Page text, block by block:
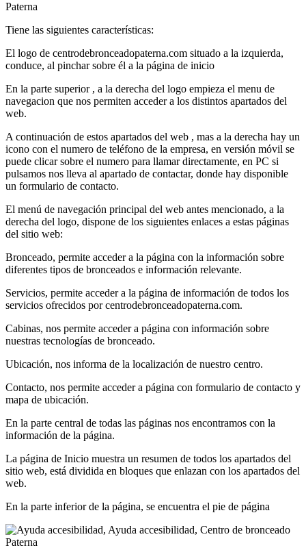
Tiene las siguientes características:
El logo de centrodebronceadopaterna.com situado a la izquierda,
conduce, al pinchar sobre él a la página de inicio
En la parte superior , a la derecha del logo empieza el menu de
navegacion que nos permiten acceder a los distintos apartados del
web.
A continuación de estos apartados del web , mas a la derecha hay un
icono con el numero de teléfono de la empresa, en versión móvil se
puede clicar sobre el numero para llamar directamente, en PC si
pulsamos nos lleva al apartado de contactar, donde hay disponible
un formulario de contacto.
El menú de navegación principal del web antes mencionado, a la
derecha del logo, dispone de los siguientes enlaces a estas páginas
del sitio web:
Bronceado, permite acceder a la página con la información sobre
diferentes tipos de bronceados e información relevante.
Servicios, permite acceder a la página de información de todos los
servicios ofrecidos por centrodebronceadopaterna.com.
Cabinas, nos permite acceder a página con información sobre
nuestras tecnologías de bronceado.
Ubicación, nos informa de la localización de nuestro centro.
Contacto, nos permite acceder a página con formulario de contacto y
mapa de ubicación.
En la parte central de todas las páginas nos encontramos con la
información de la página.
La página de Inicio muestra un resumen de todos los apartados del
sitio web, está dividida en bloques que enlazan con los apartados del
web.
En la parte inferior de la página, se encuentra el pie de página